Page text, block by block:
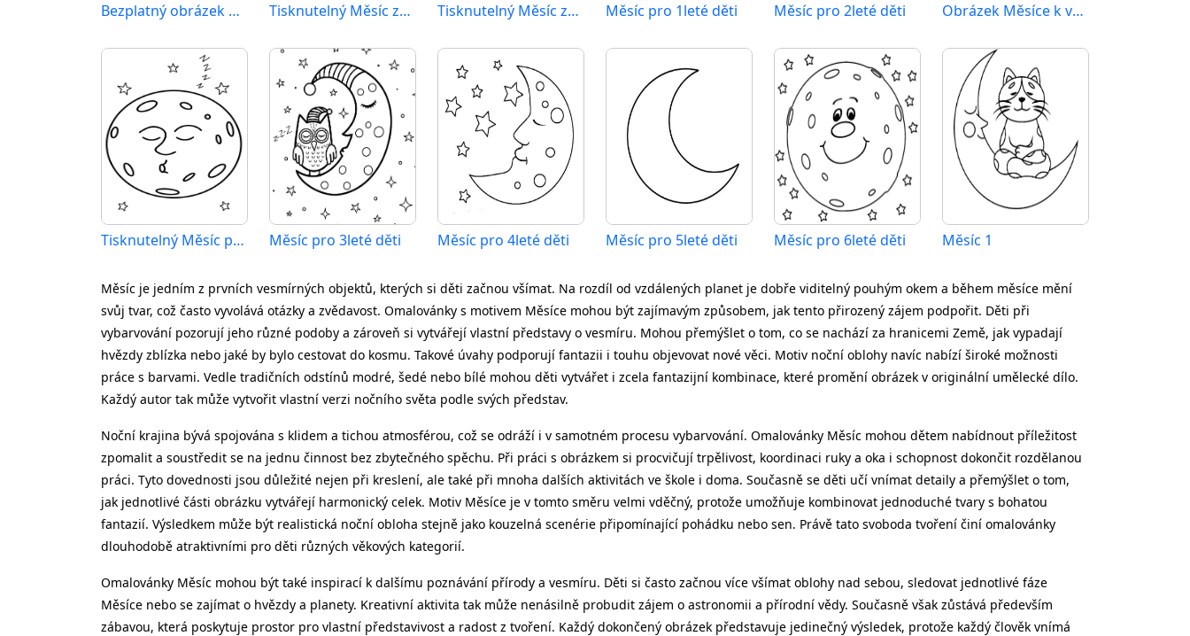
Bezplatný obrázek Měsíce Tisknutelný Měsíc zadarmo Tisknutelný Měsíc zdarma Měsíc pro 1leté děti Měsíc pro 2leté děti Obrázek Měsíce k vytištění
Tisknutelný Měsíc pro děti Měsíc pro 3leté děti Měsíc pro 4leté děti Měsíc pro 5leté děti Měsíc pro 6leté děti Měsíc 1
Měsíc je jedním z prvních vesmírných objektů, kterých si děti začnou všímat. Na rozdíl od vzdálených planet je dobře viditelný pouhým okem a během měsíce mění
svůj tvar, což často vyvolává otázky a zvědavost. Omalovánky s motivem Měsíce mohou být zajímavým způsobem, jak tento přirozený zájem podpořit. Děti při
vybarvování pozorují jeho různé podoby a zároveň si vytvářejí vlastní představy o vesmíru. Mohou přemýšlet o tom, co se nachází za hranicemi Země, jak vypadají
hvězdy zblízka nebo jaké by bylo cestovat do kosmu. Takové úvahy podporují fantazii i touhu objevovat nové věci. Motiv noční oblohy navíc nabízí široké možnosti
práce s barvami. Vedle tradičních odstínů modré, šedé nebo bílé mohou děti vytvářet i zcela fantazijní kombinace, které promění obrázek v originální umělecké dílo.
Každý autor tak může vytvořit vlastní verzi nočního světa podle svých představ.
Noční krajina bývá spojována s klidem a tichou atmosférou, což se odráží i v samotném procesu vybarvování. Omalovánky Měsíc mohou dětem nabídnout příležitost
zpomalit a soustředit se na jednu činnost bez zbytečného spěchu. Při práci s obrázkem si procvičují trpělivost, koordinaci ruky a oka i schopnost dokončit rozdělanou
práci. Tyto dovednosti jsou důležité nejen při kreslení, ale také při mnoha dalších aktivitách ve škole i doma. Současně se děti učí vnímat detaily a přemýšlet o tom,
jak jednotlivé části obrázku vytvářejí harmonický celek. Motiv Měsíce je v tomto směru velmi vděčný, protože umožňuje kombinovat jednoduché tvary s bohatou
fantazií. Výsledkem může být realistická noční obloha stejně jako kouzelná scenérie připomínající pohádku nebo sen. Právě tato svoboda tvoření činí omalovánky
dlouhodobě atraktivními pro děti různých věkových kategorií.
Omalovánky Měsíc mohou být také inspirací k dalšímu poznávání přírody a vesmíru. Děti si často začnou více všímat oblohy nad sebou, sledovat jednotlivé fáze
Měsíce nebo se zajímat o hvězdy a planety. Kreativní aktivita tak může nenásilně probudit zájem o astronomii a přírodní vědy. Současně však zůstává především
zábavou, která poskytuje prostor pro vlastní představivost a radost z tvoření. Každý dokončený obrázek představuje jedinečný výsledek, protože každý člověk vnímá